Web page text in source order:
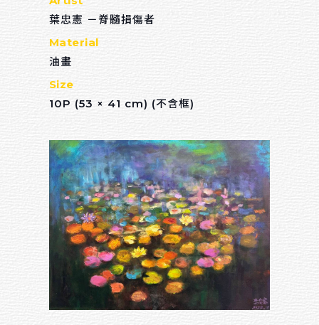
葉忠憲 －脊髓損傷者
Material
油畫
Size
10P (53 × 41 cm) (不含框)